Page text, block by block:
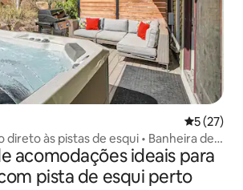
5 de uma
5 (27)
direto às pistas de esqui • Banheira de
Caminhada até a rua principal
acomodações ideais para
pista de esqui perto